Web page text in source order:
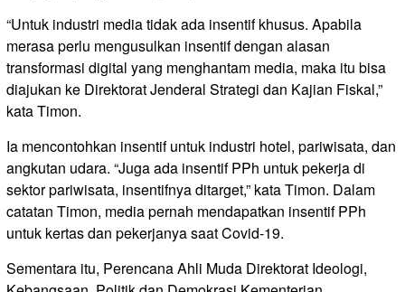
“Untuk industri media tidak ada insentif khusus. Apabila
merasa perlu mengusulkan insentif dengan alasan
transformasi digital yang menghantam media, maka itu bisa
diajukan ke Direktorat Jenderal Strategi dan Kajian Fiskal,”
kata Timon.
Ia mencontohkan insentif untuk industri hotel, pariwisata, dan
angkutan udara. “Juga ada insentif PPh untuk pekerja di
sektor pariwisata, insentifnya ditarget,” kata Timon. Dalam
catatan Timon, media pernah mendapatkan insentif PPh
untuk kertas dan pekerjanya saat Covid-19.
Sementara itu, Perencana Ahli Muda Direktorat Ideologi,